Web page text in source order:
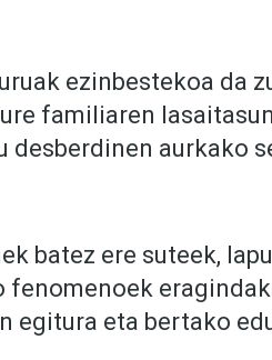
ezinbestekoa da
familiaren
desberdinen aurkako
batez ere suteek,
fenomenoek
egitura eta bertako